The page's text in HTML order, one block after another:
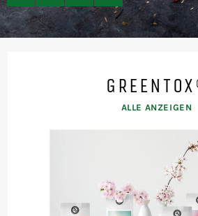
pausierenVorheriger
Schieber
Nächster
Schieber
ALLE ANZEIGEN